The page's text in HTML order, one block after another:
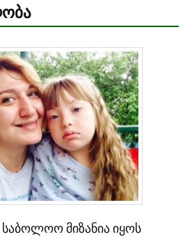
საბოლოო მიზანია იყოს